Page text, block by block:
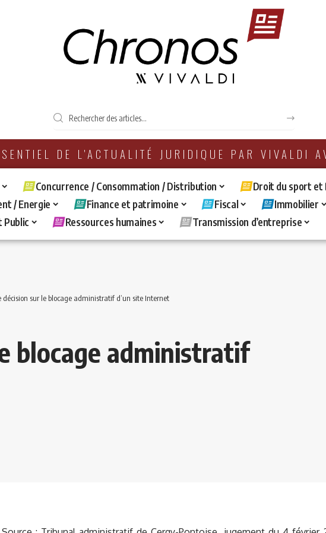
DE L'ACTUALITÉ JURIDIQUE PAR VIVALDI
Concurrence / Consommation / Distribution
Droit du sport et
/ Energie Finance et patrimoine Fiscal Immobilier
Public Ressources humaines Transmission d’entreprise
décision sur le blocage administratif d’un site Internet
blocage administratif